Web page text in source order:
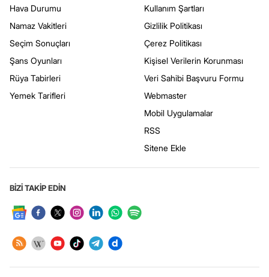
Hava Durumu
Namaz Vakitleri
Seçim Sonuçları
Şans Oyunları
Rüya Tabirleri
Yemek Tarifleri
Kullanım Şartları
Gizlilik Politikası
Çerez Politikası
Kişisel Verilerin Korunması
Veri Sahibi Başvuru Formu
Webmaster
Mobil Uygulamalar
RSS
Sitene Ekle
BİZİ TAKİP EDİN